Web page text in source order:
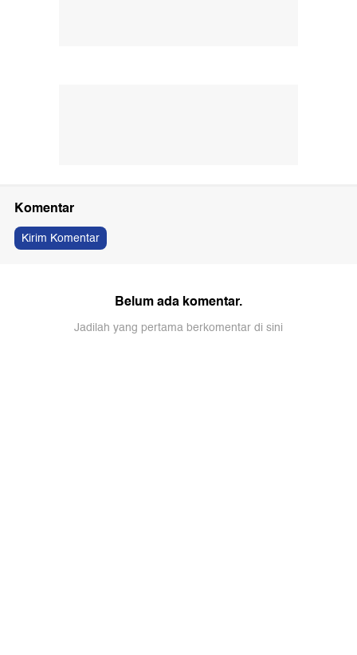
Komentar
Kirim Komentar
Belum ada komentar.
Jadilah yang pertama berkomentar di sini